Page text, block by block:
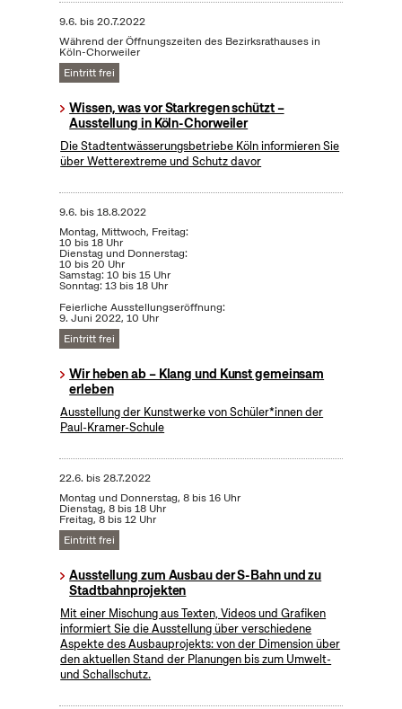
9.6. bis20.7.2022
Während der Öffnungszeiten des Bezirksrathauses in
Köln-Chorweiler
Eintritt frei
Wissen, was vor Starkregen schützt –
Ausstellung in Köln-Chorweiler
Die Stadtentwässerungsbetriebe Köln informieren Sie
über Wetterextreme und Schutz davor
9.6. bis18.8.2022
Montag, Mittwoch, Freitag:
10 bis 18 Uhr
Dienstag und Donnerstag:
10 bis 20 Uhr
Samstag: 10 bis 15 Uhr
Sonntag: 13 bis 18 Uhr
Feierliche Ausstellungseröffnung:
9. Juni 2022, 10 Uhr
Eintritt frei
Wir heben ab – Klang und Kunst gemeinsam
erleben
Ausstellung der Kunstwerke von Schüler*innen der
Paul-Kramer-Schule
22.6. bis28.7.2022
Montag und Donnerstag, 8 bis 16 Uhr
Dienstag, 8 bis 18 Uhr
Freitag, 8 bis 12 Uhr
Eintritt frei
Ausstellung zum Ausbau der S-Bahn und zu
Stadtbahnprojekten
Mit einer Mischung aus Texten, Videos und Grafiken
informiert Sie die Ausstellung über verschiedene
Aspekte des Ausbauprojekts: von der Dimension über
den aktuellen Stand der Planungen bis zum Umwelt-
und Schallschutz.